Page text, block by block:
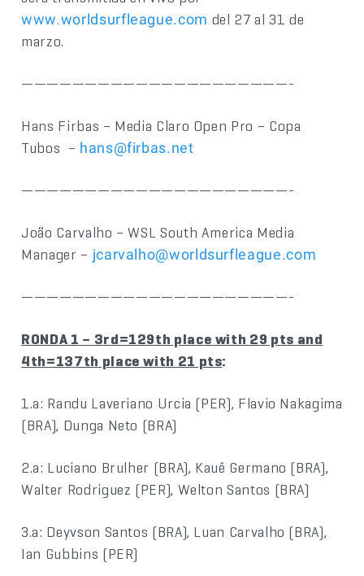
www.worldsurfleague.com del 27 al 31 de
marzo.
—————————————————————-
Hans Firbas – Media Claro Open Pro – Copa
Tubos – hans@firbas.net
—————————————————————-
João Carvalho – WSL South America Media
Manager – jcarvalho@worldsurfleague.com
—————————————————————-
RONDA 1 – 3rd=129th place with 29 pts and
4th=137th place with 21 pts:
1.a: Randu Laveriano Urcia (PER), Flavio Nakagima
(BRA), Dunga Neto (BRA)
2.a: Luciano Brulher (BRA), Kauê Germano (BRA),
Walter Rodriguez (PER), Welton Santos (BRA)
3.a: Deyvson Santos (BRA), Luan Carvalho (BRA),
Ian Gubbins (PER)